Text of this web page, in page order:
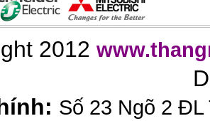
2012
Số 23 Ngõ 2 ĐL